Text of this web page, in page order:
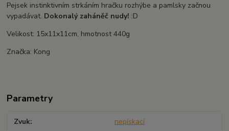
Pejsek instinktivním strkáním hračku rozhýbe a pamlsky začnou
vypadávat. Dokonalý zaháněč nudy! :D
Velikost: 15x11x11cm, hmotnost 440g
Značka: Kong
Parametry
Zvuk nepískací